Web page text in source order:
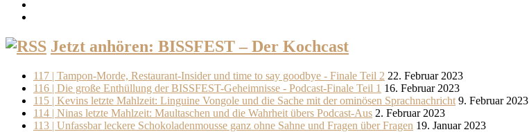
Jetzt anhören: BISSFEST – Der Kochcast
117 | Tampon-Morde, Restaurant-Insider und time to say goodbye - Finale Teil 2 22. Februar 2023
116 | Die große Enthüllung der BISSFEST-Geheimnisse - Podcast-Finale Teil 1 16. Februar 2023
115 | Kevins letzte Mahlzeit: Linguine Vongole und die Sache mit der ominösen Sprachnachricht 9. Februar 2023
114 | Ninas letzte Mahlzeit: Maultaschen und die Wahrheit übers Podcast-Aus 2. Februar 2023
113 | Unfassbar leckere Schokoladenmousse ganz ohne Sahne und Fragen über Fragen 19. Januar 2023